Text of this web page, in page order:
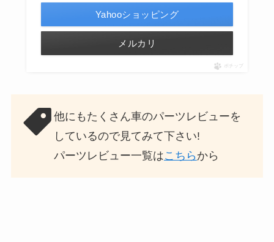
Yahooショッピング
メルカリ
ポチップ
他にもたくさん車のパーツレビューを
しているので見てみて下さい!
パーツレビュー一覧はこちら から